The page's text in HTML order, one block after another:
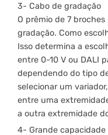
3- Cabo de gradação
O prêmio de 7
gradação. Como
Isso determina a
entre 0-10 V ou DALI
dependendo do tipo
selecionar um
entre uma
a outra extremidade
4- Grande capacidade